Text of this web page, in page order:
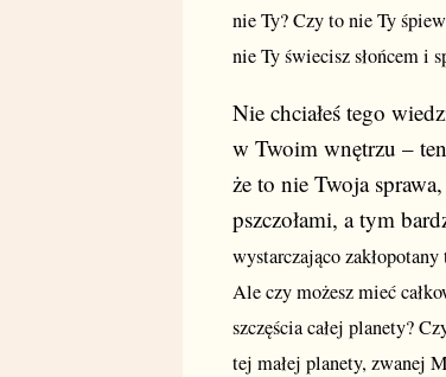
nie Ty? Czy to nie Ty
nie Ty świecisz słońcem i
Nie chciałeś tego
w Twoim wnętrzu –
że to nie Twoja
pszczołami, a tym
wystarczająco
Ale czy możesz mieć
szczęścia całej planety?
tej małej planety, zwanej